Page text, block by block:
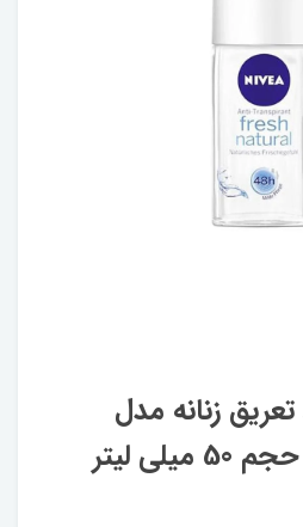
زنانه مدل
Fresh Natural حجم 50 میلی لیتر